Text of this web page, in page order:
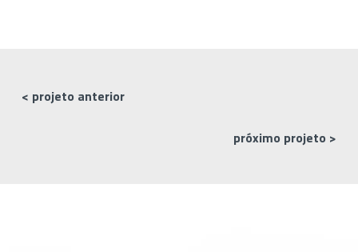
< projeto anterior
próximo projeto >